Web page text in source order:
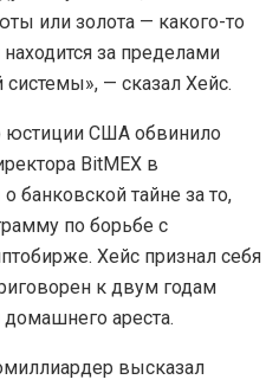
или золота — какого-то
за пределами
— сказал Хейс.
юстиции США обвинило
BitMEX в
банковской тайне за то,
по борьбе с
Хейс признал себя
к двум годам
ареста.
высказал